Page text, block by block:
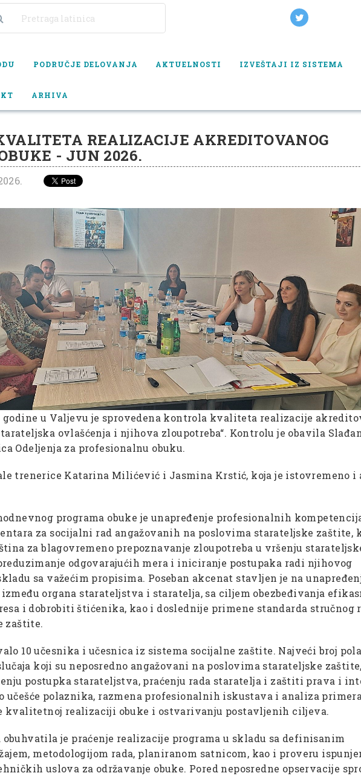
PODRUČJE DELOVANJA AKTUELNOSTI IZVEŠTAJI IZ SISTEMA
ARHIVA
REALIZACIJE AKREDITOVANOG
- JUN 2026.
godine u Valjevu je sprovedena kontrola kvaliteta realizacije
ovlašćenja i njihova zloupotreba“. Kontrolu je obavila
Odeljenja za profesionalnu obuku.
trenerice Katarina Milićević i Jasmina Krstić, koja je istovremeno i
programa obuke je unapređenje profesionalnih
za socijalni rad angažovanih na poslovima starateljske zaštite,
za blagovremeno prepoznavanje zloupotreba u vršenju
odgovarajućih mera i iniciranje postupaka radi njihovog
sa važećim propisima. Poseban akcenat stavljen je na
organa starateljstva i staratelja, sa ciljem obezbeđivanja
i dobrobiti štićenika, kao i doslednije primene standarda stručnog
zaštite.
10 učesnika i učesnica iz sistema socijalne zaštite. Najveći broj
koji su neposredno angažovani na poslovima starateljske zaštite,
postupka starateljstva, praćenju rada staratelja i zaštiti prava i
polaznika, razmena profesionalnih iskustava i analiza
kvalitetnoj realizaciji obuke i ostvarivanju postavljenih ciljeva.
je praćenje realizacije programa u skladu sa definisanim
metodologijom rada, planiranom satnicom, kao i proveru
uslova za održavanje obuke. Pored neposredne opservacije